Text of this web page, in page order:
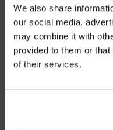
We also share
our social media,
may combine it with
provided to them or
of their services.
premium para quem
toque extra de
CARACTERÍSTICAS
conforto,
Cor rosa néon